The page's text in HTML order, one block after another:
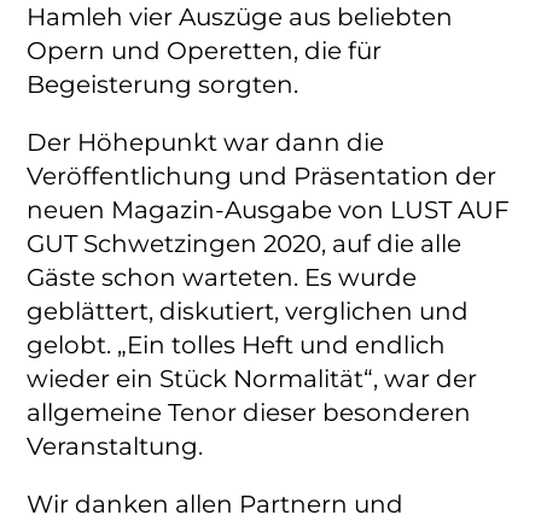
Hamleh vier Auszüge aus beliebten
Opern und Operetten, die für
Begeisterung sorgten.
Der Höhepunkt war dann die
Veröffentlichung und Präsentation der
neuen Magazin-Ausgabe von LUST AUF
GUT Schwetzingen 2020, auf die alle
Gäste schon warteten. Es wurde
geblättert, diskutiert, verglichen und
gelobt. „Ein tolles Heft und endlich
wieder ein Stück Normalität“, war der
allgemeine Tenor dieser besonderen
Veranstaltung.
Wir danken allen Partnern und